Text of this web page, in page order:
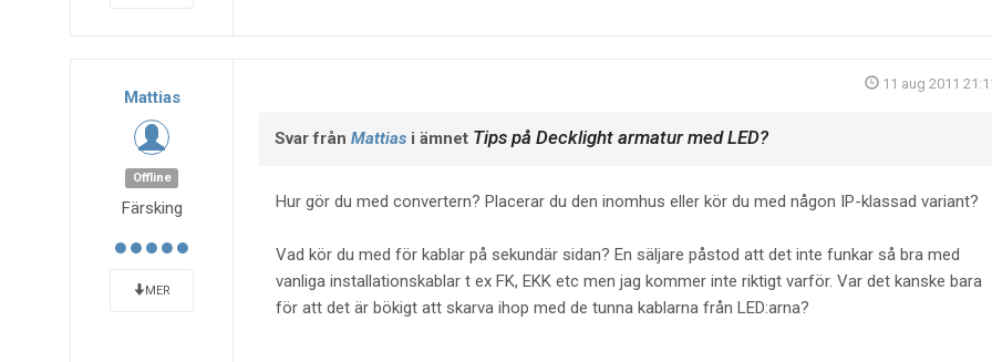
Mattias
Offline
Färsking
MER
11 aug 2011
Svar från Mattiasi ämnet Tips på Decklight armatur med LED?
Hur gör du med convertern? Placerar du den inomhus eller kör du med någon IP-klassad variant?
Vad kör du med för kablar på sekundär sidan? En säljare påstod att det inte funkar så bra med
vanliga installationskablar t ex FK, EKK etc men jag kommer inte riktigt varför. Var det kanske bara
för att det är bökigt att skarva ihop med de tunna kablarna från LED:arna?